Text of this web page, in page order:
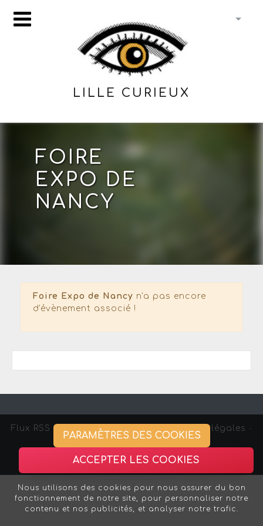
LILLE CURIEUX
FOIRE
EXPO DE
NANCY
Foire Expo de Nancy n'a pas encore
d'évènement associé !
Flux RSS - Gestion des cookies - Mentions légales
Association Strasbourg Curieux
PARAMÈTRES DES COOKIES
ACCEPTER LES COOKIES
Nous utilisons des cookies pour nous assurer du bon
fonctionnement de notre site, pour personnaliser notre
contenu et nos publicités, et analyser notre trafic.